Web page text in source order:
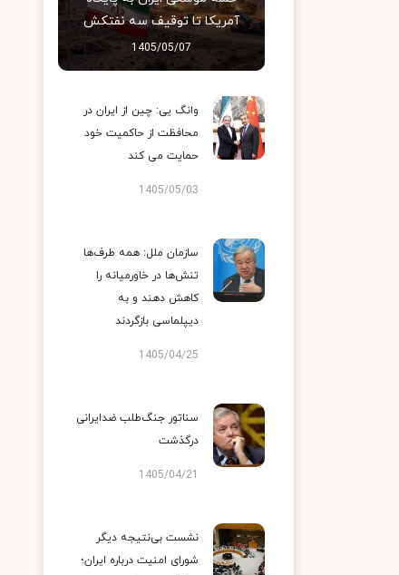
آمریکا تا توقیف سه نفتکش
1405/05/07
وانگ یی: چین از ایران در
محافظت از حاکمیت خود
حمایت می کند
1405/05/03
سازمان ملل: همه طرف‌ها
تنش‌ها در خاورمیانه را
کاهش دهند و به
دیپلماسی بازگردند
1405/04/25
سناتور جنگ‌طلب ضدایرانی
درگذشت
1405/04/21
نشست بی‌نتیجه دیگر
شورای امنیت درباره ایران؛